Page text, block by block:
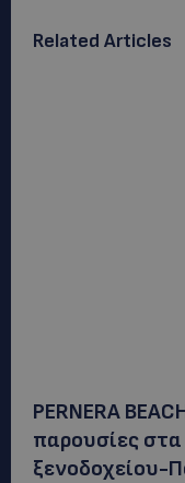
Related Articles
PERNERA
παρουσίες στα
ξενοδοχείου-